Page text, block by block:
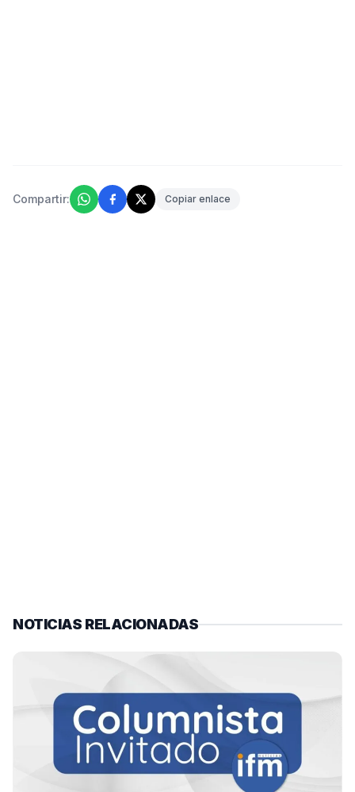
Compartir: Copiar enlace
NOTICIAS RELACIONADAS